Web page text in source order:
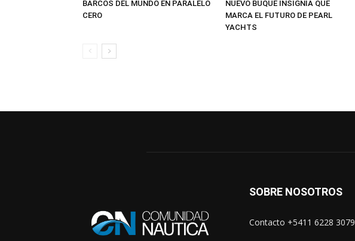
BARCOS DEL MUNDO EN PARALELO
CERO
NUEVO BUQUE INSIGNIA QUE
MARCA EL FUTURO DE PEARL
YACHTS
SOBRE NOSOTROS
Contacto +5411 6228 3079